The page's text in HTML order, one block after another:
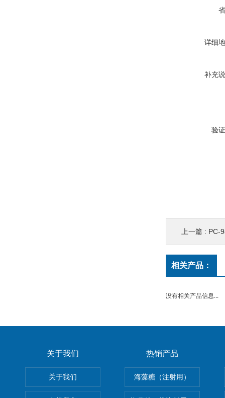
详细
补充
验
上一篇 : PC-
相关产品：
没有相关产品信息...
关于我们
关于我们
热销产品
海藻糖（注射用）